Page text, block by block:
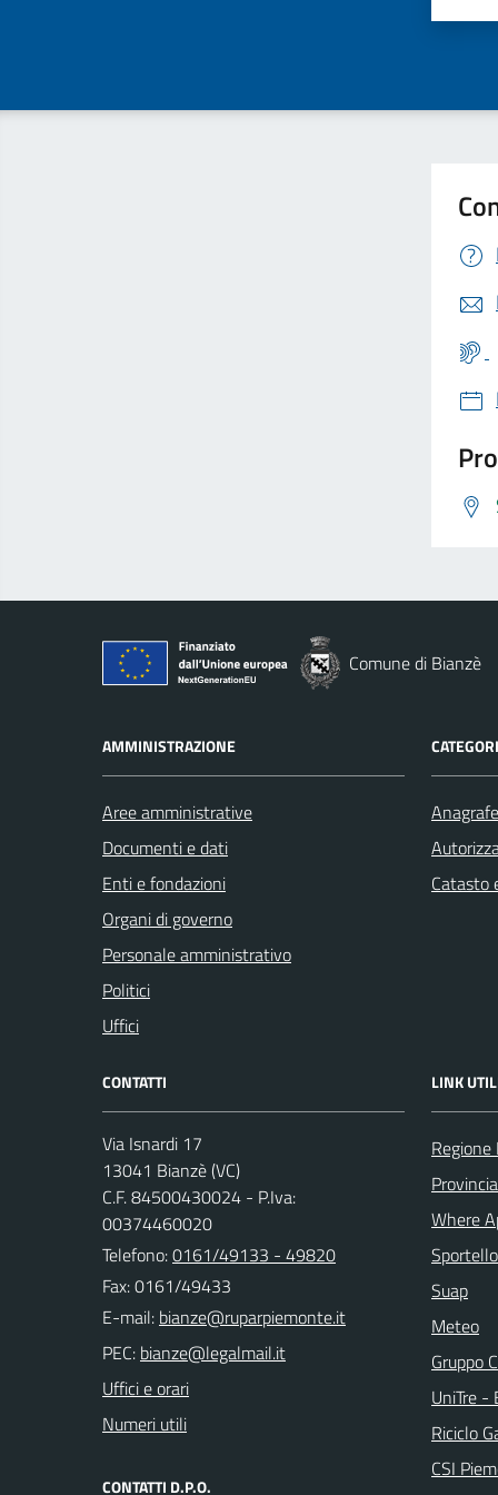
Comune di Bianzè
AMMINISTRAZIONE
Aree amministrative
Documenti e dati
Enti e fondazioni
Organi di governo
Personale amministrativo
Politici
Uffici
Catasto
CONTATTI
Via Isnardi 17
13041 Bianzè (VC)
C.F. 84500430024 - P.Iva:
00374460020
Telefono:0161/49133 - 49820
Fax: 0161/49433
E-mail:
PEC:
Uffici e orari
Numeri utili
CONTATTI D.P.O.
LINK
Where
Suap
Meteo
Gruppo
UniTre -
Riciclo
CSI